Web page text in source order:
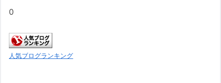
0
人気ブログランキング